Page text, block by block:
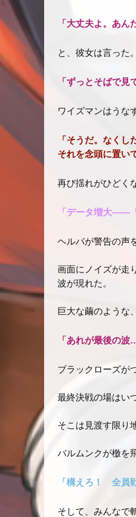
「大丈夫よ。あん
と、彼女は言った。
「ずっとそばで見
ワイズマンはうな
「そうだ。なく
それを念頭に置い
再び揺れがひどく
「データ増大――
ヘルバが警告の声
画面にノイズが走
波が現れた。
巨大な繭のような
「あれが最後の波
ブラックローズが
最終決戦の場はい
そこは見渡す限り
バルムンクが檄を
「構えろ！ 全員
そして、みんなで